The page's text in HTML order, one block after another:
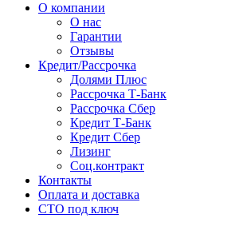
О компании
О нас
Гарантии
Отзывы
Кредит/Рассрочка
Долями Плюс
Рассрочка Т-Банк
Рассрочка Сбер
Кредит Т-Банк
Кредит Сбер
Лизинг
Соц.контракт
Контакты
Оплата и доставка
СТО под ключ